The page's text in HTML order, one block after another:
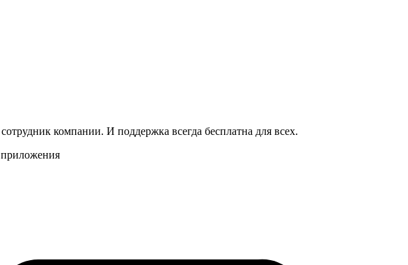
компании. И поддержка всегда бесплатна для всех.
приложения